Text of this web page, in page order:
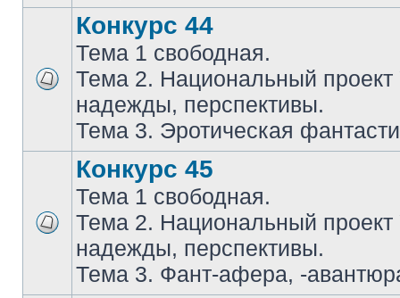
Конкурс 44
Тема 1 свободная.
Тема 2. Национальный
надежды, перспективы.
Тема 3. Эротическая
Конкурс 45
Тема 1 свободная.
Тема 2. Национальный
надежды, перспективы.
Тема 3. Фант-афера, -